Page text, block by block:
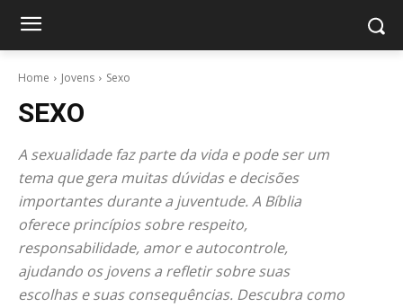
Home Jovens Sexo
SEXO
A sexualidade faz parte da vida e pode ser um
tema que gera muitas dúvidas e decisões
importantes durante a juventude. A Bíblia
oferece princípios sobre respeito,
responsabilidade, amor e autocontrole,
ajudando os jovens a refletir sobre suas
escolhas e suas consequências. Descubra como